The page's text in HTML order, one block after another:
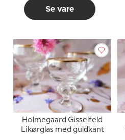
Se vare
Holmegaard Gisselfeld
Likørglas med guldkant